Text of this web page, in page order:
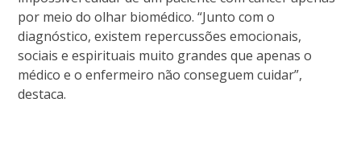
por meio do olhar biomédico. “Junto com o
diagnóstico, existem repercussões emocionais,
sociais e espirituais muito grandes que apenas o
médico e o enfermeiro não conseguem cuidar”,
destaca.